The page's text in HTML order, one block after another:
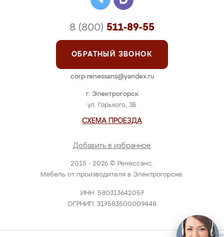
2015 - 2026 © Ренессанс.
Мебель от производителя в Электрогорске.
ИНН: 580313642057
ОГРНИП: 317583500009448
г. Электрогорск
ул. Горького, 3Б
СХЕМА ПРОЕЗДА
Добавить в избранное
8 (800) 511-89-55
ОБРАТНЫЙ ЗВОНОК
corp-renessans@yandex.ru